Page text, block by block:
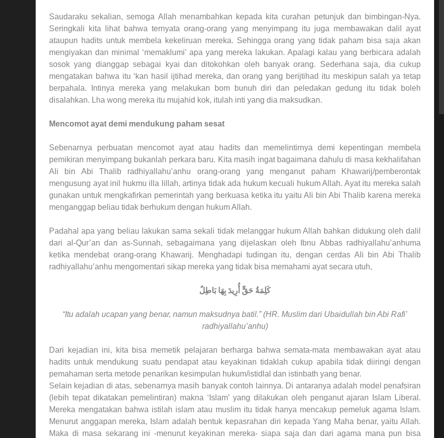
Saudaraku sekalian, semoga Allah menambahkan kepada kita curahan petunjuk dan bimbingan-Nya.
Seringkali kita lihat bahwa ternyata orang-orang yang menyimpang itu juga membawakan dalil ayat
ataupun hadits untuk membela kekeliruan mereka. Sehingga orang yang tidak paham bisa saja akan
mengiyakan dan minimal ‘memaklumi’ apa yang mereka lakukan. Apalagi kalau yang berbicara adalah
sosok yang dianggap sebagai kyai dan ditokohkan oleh banyak orang. Sederhana saja, dia cukup
mengatakan bahwa itu ‘kan hasil ijtihad mereka, dan orang yang berijtihad itu meskipun salah ya tetap
berpahala. Intinya mereka yang melakukan bom bunuh diri dan peledakan gedung itu tidak boleh
disalahkan. Lha wong mereka itu mujahid kok, itulah inti yang dia maksudkan.
Mencomot ayat demi mendukung paham sesat
Sebenarnya perbuatan mencomot ayat atau hadits dan memelintirnya demi kepentingan membela
pemikiran menyimpang bukanlah perkara baru. Kita masih ingat bagaimana dahulu di masa kekhalifahan
Ali bin Abi Thalib radhiyallahu’anhu orang-orang yang menganut paham Khawarij/pemberontak
mengusung ayat inil hukmu illa lillah, artinya tidak ada hukum kecuali hukum Allah. Ayat itu mereka salah
gunakan untuk mengkafirkan pemerintah yang berkuasa ketika itu yaitu Ali bin Abi Thalib karena mereka
menganggap beliau tidak berhukum dengan hukum Allah.
Padahal apa yang beliau lakukan sama sekali tidak melanggar hukum Allah bahkan didukung oleh dalil
dari al-Qur’an dan as-Sunnah, sebagaimana yang dijelaskan oleh Ibnu Abbas radhiyallahu’anhuma
ketika mendebat orang-orang Khawarij. Menghadapi tudingan itu, dengan cerdas Ali bin Abi Thalib
radhiyallahu’anhu mengomentari sikap mereka yang tidak bisa memahami ayat secara utuh,
كَلِمَةُ حَقٍّ أُرِيدَ بِهَا بَاطِلٌ
“Itu adalah ucapan yang benar, namun maksudnya batil.” (HR. Muslim dari Ubaidullah bin Abi Rafi’
radhiyallahu’anhu)
Dari kejadian ini, kita bisa memetik pelajaran berharga bahwa semata-mata membawakan ayat atau
hadits untuk mendukung suatu pendapat atau keyakinan tidaklah cukup apabila tidak diiringi dengan
pemahaman serta metode penarikan kesimpulan hukum/istidlal dan istinbath yang benar.
Selain kejadian di atas, sebenarnya masih banyak contoh lainnya. Di antaranya adalah model penafsiran
(lebih tepat dikatakan pemelintiran) makna ‘Islam’ yang dilakukan oleh penganut ajaran Islam Liberal.
Mereka mengatakan bahwa istilah islam atau muslim itu tidak hanya mencakup pemeluk agama Islam.
Menurut anggapan mereka, Islam adalah bentuk kepasrahan diri kepada Yang Maha benar, yaitu Allah.
Maka di masa sekarang ini -menurut keyakinan mereka- siapa saja dan dari agama mana pun bisa